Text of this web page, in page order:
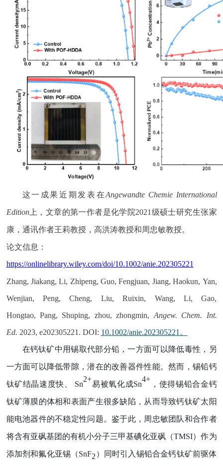
这一成果近期发表在Angewandte Chemie International
Edition上，文章的第一作者是化学院2021 级硕士研究生张家
康，通讯作者王莉教授，高洪涛教授和周忠敏教授。
论文信息：
https://onlinelibrary.wiley.com/doi/10.1002/anie.202305221
Zhang, Jiakang, Li, Zhipeng, Guo, Fengjuan, Jiang, Haokun, Yan,
Wenjian, Peng, Cheng, Liu, Ruixin, Wang, Li, Gao,
Hongtao, Pang, Shuping, zhou, zhongmin, Angew. Chem. Int.
Ed. 2023, e202305221. DOI: 10.1002/anie.202305221 。
在钙钛矿中用锡取代部分铅，一方面可以降低毒性，另
一方面可以降低带隙，潜在的改善器件性能。然而， 锡铅钙
钛矿结晶速度快、 Sn
2+
易被氧化成Sn
4+
，使得锡铅合金钙
钛矿薄膜的体相和表面产生很多缺陷，从而导致钙钛矿太阳
能电池器件的不稳定性问题。鉴于此，周忠敏团队和合作者
将含有亚砜基团的有机小分子三甲基碘化亚砜（TMSI）作为
添加剂和氟化亚锡（SnF2）同时引入锡铅合金钙钛矿前驱体